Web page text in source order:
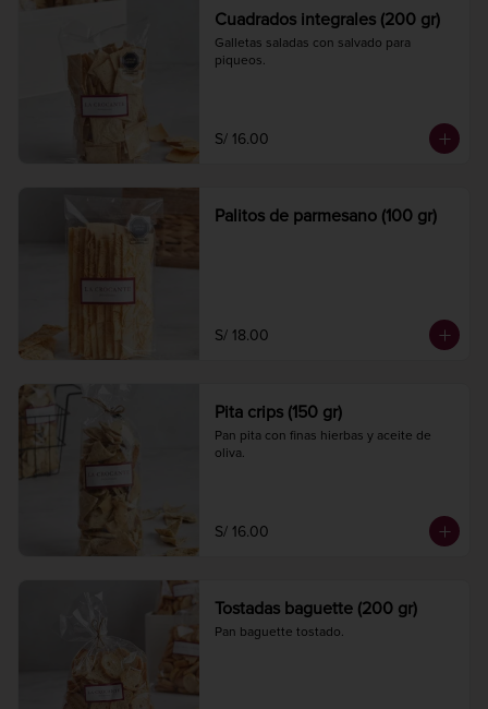
Cuadrados integrales (200 gr)
Galletas saladas con salvado para
piqueos.
S/ 16.00
Palitos de parmesano (100 gr)
S/ 18.00
Pita crips (150 gr)
Pan pita con finas hierbas y aceite de
oliva.
S/ 16.00
Tostadas baguette (200 gr)
Pan baguette tostado.